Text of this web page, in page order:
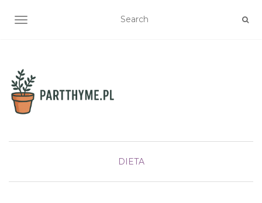
TOGGLE NAVIGATION
DIETA